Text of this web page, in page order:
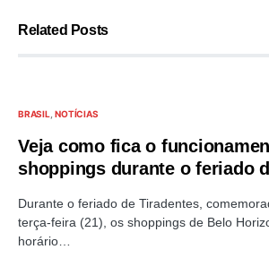
Related Posts
BRASIL NOTÍCIAS
Veja como fica o
shoppings durante o feriado
Durante o feriado de Tiradentes,
terça-feira (21), os shoppings de Belo
horário…